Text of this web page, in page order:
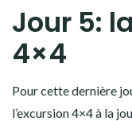
Jour 5:
4×4
Pour cette dernière
l’excursion 4×4 à la